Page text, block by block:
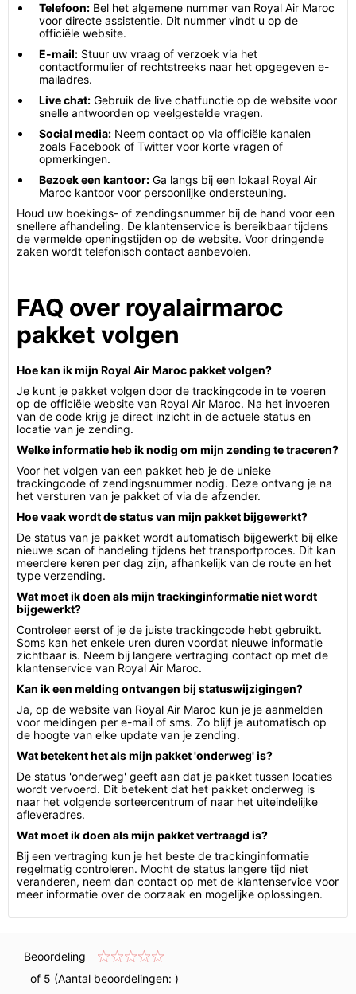
Telefoon: Bel het algemene nummer van Royal Air Maroc
voor directe assistentie. Dit nummer vindt u op de
officiële website.
E-mail: Stuur uw vraag of verzoek via het
contactformulier of rechtstreeks naar het opgegeven e-
mailadres.
Live chat: Gebruik de live chatfunctie op de website voor
snelle antwoorden op veelgestelde vragen.
Social media: Neem contact op via officiële kanalen
zoals Facebook of Twitter voor korte vragen of
opmerkingen.
Bezoek een kantoor: Ga langs bij een lokaal Royal Air
Maroc kantoor voor persoonlijke ondersteuning.
Houd uw boekings- of zendingsnummer bij de hand voor een
snellere afhandeling. De klantenservice is bereikbaar tijdens
de vermelde openingstijden op de website. Voor dringende
zaken wordt telefonisch contact aanbevolen.
FAQ over royalairmaroc
pakket volgen
Hoe kan ik mijn Royal Air Maroc pakket volgen?
Je kunt je pakket volgen door de trackingcode in te voeren
op de officiële website van Royal Air Maroc. Na het invoeren
van de code krijg je direct inzicht in de actuele status en
locatie van je zending.
Welke informatie heb ik nodig om mijn zending te traceren?
Voor het volgen van een pakket heb je de unieke
trackingcode of zendingsnummer nodig. Deze ontvang je na
het versturen van je pakket of via de afzender.
Hoe vaak wordt de status van mijn pakket bijgewerkt?
De status van je pakket wordt automatisch bijgewerkt bij elke
nieuwe scan of handeling tijdens het transportproces. Dit kan
meerdere keren per dag zijn, afhankelijk van de route en het
type verzending.
Wat moet ik doen als mijn trackinginformatie niet wordt
bijgewerkt?
Controleer eerst of je de juiste trackingcode hebt gebruikt.
Soms kan het enkele uren duren voordat nieuwe informatie
zichtbaar is. Neem bij langere vertraging contact op met de
klantenservice van Royal Air Maroc.
Kan ik een melding ontvangen bij statuswijzigingen?
Ja, op de website van Royal Air Maroc kun je je aanmelden
voor meldingen per e-mail of sms. Zo blijf je automatisch op
de hoogte van elke update van je zending.
Wat betekent het als mijn pakket 'onderweg' is?
De status 'onderweg' geeft aan dat je pakket tussen locaties
wordt vervoerd. Dit betekent dat het pakket onderweg is
naar het volgende sorteercentrum of naar het uiteindelijke
afleveradres.
Wat moet ik doen als mijn pakket vertraagd is?
Bij een vertraging kun je het beste de trackinginformatie
regelmatig controleren. Mocht de status langere tijd niet
veranderen, neem dan contact op met de klantenservice voor
meer informatie over de oorzaak en mogelijke oplossingen.
Beoordeling
of 5 (Aantal beoordelingen: )